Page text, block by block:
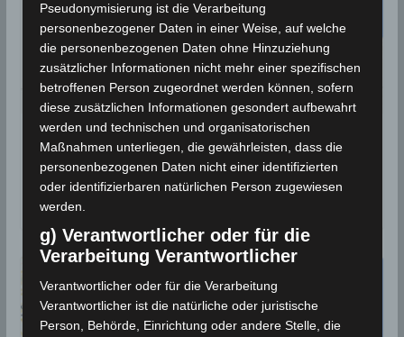
2 Dez 2023: Erdbeben südöstlich von
Médénine [M3.6]
2. Dezember 2023
Pseudonymisierung ist die Verarbeitung
personenbezogener Daten in einer Weise, auf welche
die personenbezogenen Daten ohne Hinzuziehung
zusätzlicher Informationen nicht mehr einer spezifischen
betroffenen Person zugeordnet werden können, sofern
diese zusätzlichen Informationen gesondert aufbewahrt
werden und technischen und organisatorischen
Maßnahmen unterliegen, die gewährleisten, dass die
personenbezogenen Daten nicht einer identifizierten
oder identifizierbaren natürlichen Person zugewiesen
werden.
g) Verantwortlicher oder für die
Verarbeitung Verantwortlicher
Verantwortlicher oder für die Verarbeitung
Verantwortlicher ist die natürliche oder juristische
Person, Behörde, Einrichtung oder andere Stelle, die